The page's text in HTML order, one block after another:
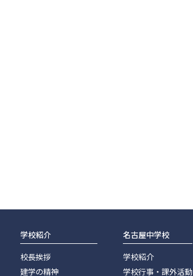
学校紹介
校長挨拶
建学の精神
名古屋中学校
学校紹介
学校行事・課外活動